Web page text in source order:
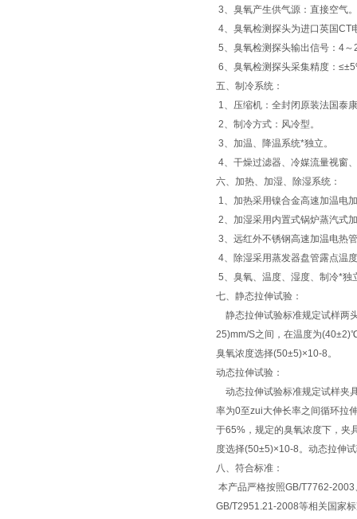
3、臭氧产生供气源：直接空气。
4、臭氧检测探头为进口英国CT
5、臭氧检测探头输出信号：4～
6、臭氧检测探头采集精度：
五、制冷系统：
1、压缩机：全封闭原装法国泰
2、制冷方式：风冷型。
3、加温、降温系统*独立。
4、干燥过滤器、冷媒流量视窗
六、加热、加湿、除湿系统：
1、加热采用镍合金高速加温电
2、加湿采用内置式锅炉蒸汽式
3、远红外不锈钢高速加温电热
4、除湿采用蒸发器盘管露点温
5、臭氧、温度、湿度、制冷*独
七、静态拉伸试验：
静态拉伸试验标准规定试样两
25)mm/S之间，在温度为
臭氧浓度选择(50±5)×10-8。
动态拉伸试验：
动态拉伸试验标准规定试样夹
率为0至zui大伸长率之间循环拉
于65%，规定的臭氧浓度下，夹
度选择(50±5)×10-8。动态拉伸
八、 符合标准：
本产品严格按照GB/T7762-
GB/T2951.21-2008等相关国家